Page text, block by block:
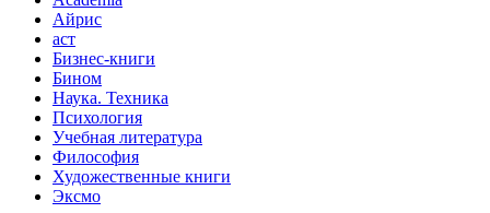
Айрис
аст
Бизнес-книги
Бином
Наука. Техника
Психология
Учебная литература
Философия
Художественные книги
Эксмо